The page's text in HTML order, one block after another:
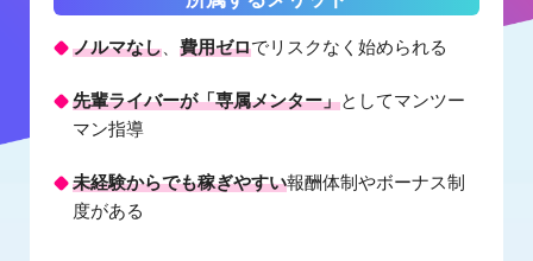
ノルマなし、 費用ゼロでリスクなく始められる
先輩ライバーが「専属メンター」としてマンツー
マン指導
未経験からでも稼ぎやすい報酬体制やボーナス制
度がある